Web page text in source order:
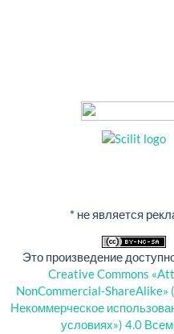
* не является
Это произведение
Creative Commons
NonCommercial-ShareAlike»
Некоммерческое
условиях») 4.0